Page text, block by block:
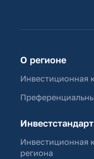
О регионе
Инвестиционная
Инвестстандарт
Инвестиционная
региона